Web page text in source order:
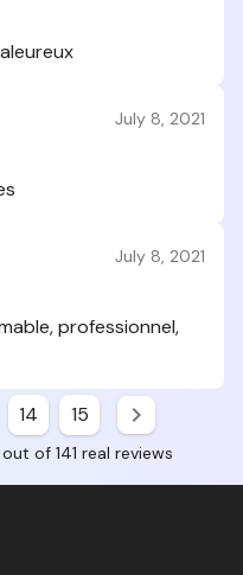
July 8, 2021
July 8, 2021
professionnel,
14 15
of 141 real reviews